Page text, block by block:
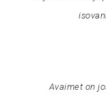
Avaimet on